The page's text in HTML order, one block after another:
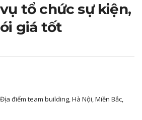
tổ chức sự kiện,
giá tốt
điểm team building, Hà Nội, Miền Bắc,